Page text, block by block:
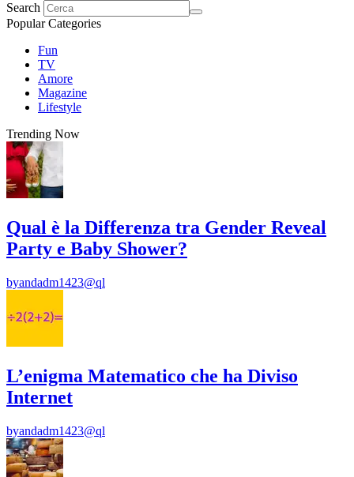
Search
Popular Categories
Fun
TV
Amore
Magazine
Lifestyle
Trending Now
Qual è la Differenza tra Gender Reveal
Party e Baby Shower?
byandadm1423@ql
L’enigma Matematico che ha Diviso
Internet
byandadm1423@ql